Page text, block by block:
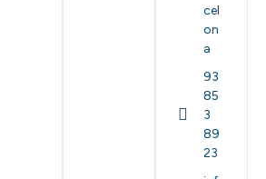
cel
on
a
93
85
3
89
23